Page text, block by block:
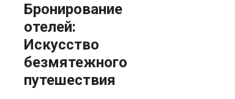
Бронирование
отелей:
Искусство
безмятежного
путешествия